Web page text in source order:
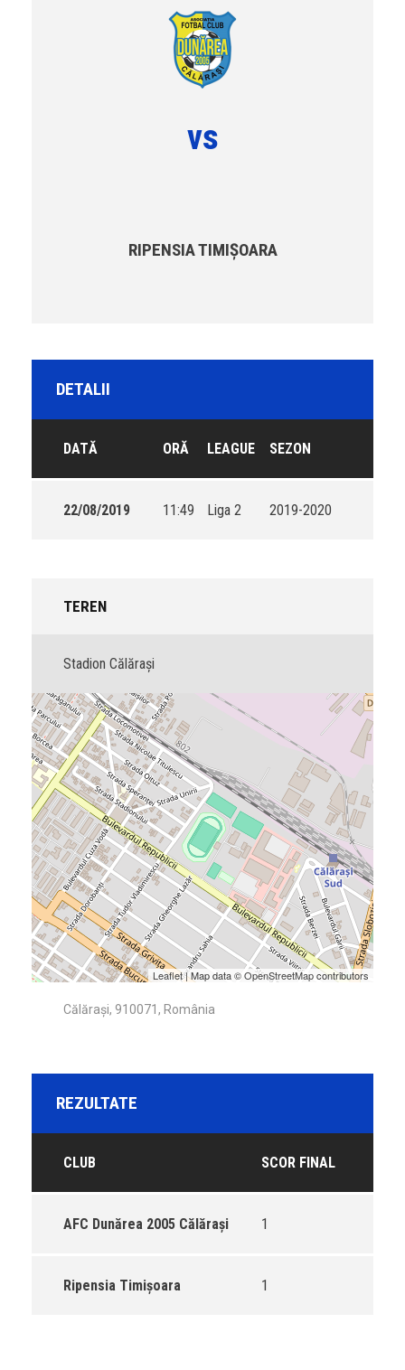
vs
RIPENSIA TIMIȘOARA
DETALII
DATĂ ORĂ LEAGUE SEZON
22/08/2019 11:49 Liga 2 2019-2020
TEREN
Stadion Călărași
Leaflet| Map data ©OpenStreetMapcontributors
Călărași, 910071, România
REZULTATE
CLUB SCOR FINAL
AFC Dunărea 2005 Călărași 1
Ripensia Timișoara 1